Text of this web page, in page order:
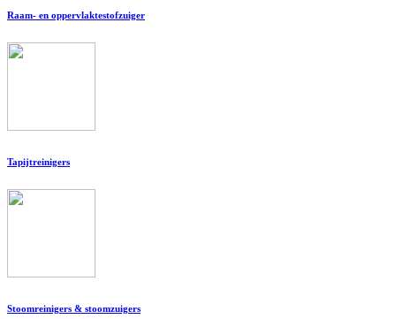
Raam- en oppervlaktestofzuiger
Tapijtreinigers
Stoomreinigers & stoomzuigers